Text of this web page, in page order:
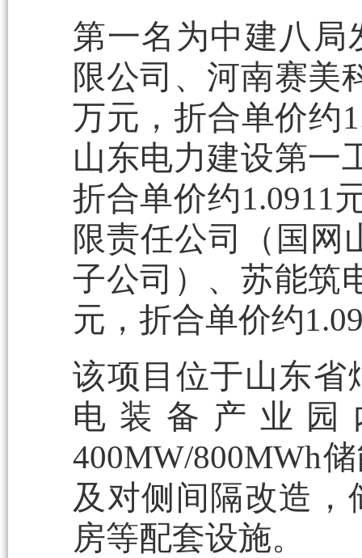
第一名为中建八局
限公司、河南赛美
万元，折合单价约
山东电力建设第一
折合单价约1.0911
限责任公司（国网
子公司）、苏能筑
元，折合单价约
该项目位于山东省
电装备产业园
400MW/800MWh
及对侧间隔改造
房等配套设施。